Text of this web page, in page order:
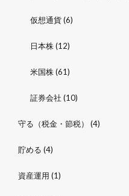
仮想通貨(6)
日本株(12)
米国株(61)
証券会社 (10)
守る（税金・節税） (4)
貯める (4)
資産運用 (1)